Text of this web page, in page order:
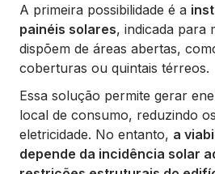
A primeira possibilidade é a
painéis solares, indicada para
dispõem de áreas abertas,
coberturas ou quintais térreos.
Essa solução permite gerar
local de consumo, reduzindo
eletricidade. No entanto, a
depende da incidência solar